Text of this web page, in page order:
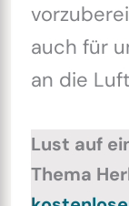
auch für
an die
Lust auf
Thema